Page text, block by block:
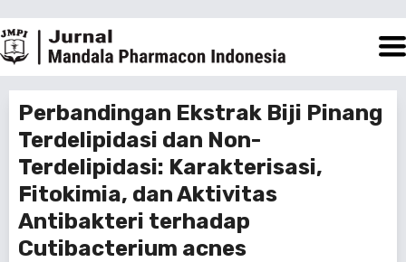
Perbandingan Ekstrak Biji Pinang
Terdelipidasi dan Non-
Terdelipidasi: Karakterisasi,
Fitokimia, dan Aktivitas
Antibakteri terhadap
Cutibacterium acnes